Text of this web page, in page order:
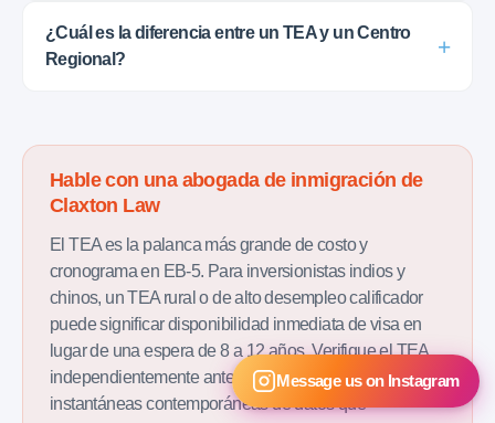
¿Cuál es la diferencia entre un TEA y un Centro
Regional?
Hable con una abogada de inmigración de
Claxton Law
El TEA es la palanca más grande de costo y
cronograma en EB-5. Para inversionistas indios y
chinos, un TEA rural o de alto desempleo calificador
puede significar disponibilidad inmediata de visa en
lugar de una espera de 8 a 12 años. Verifique el TEA
independientemente antes de financiar, con
instantáneas contemporáneas de datos que
Message us on Instagram